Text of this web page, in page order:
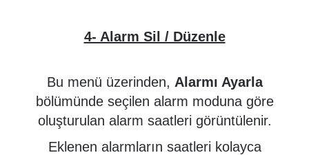
4- Alarm Sil / Düzenle
Bu menü üzerinden, Alarmı Ayarla
bölümünde seçilen alarm moduna göre
oluşturulan alarm saatleri görüntülenir.
Eklenen alarmların saatleri kolayca